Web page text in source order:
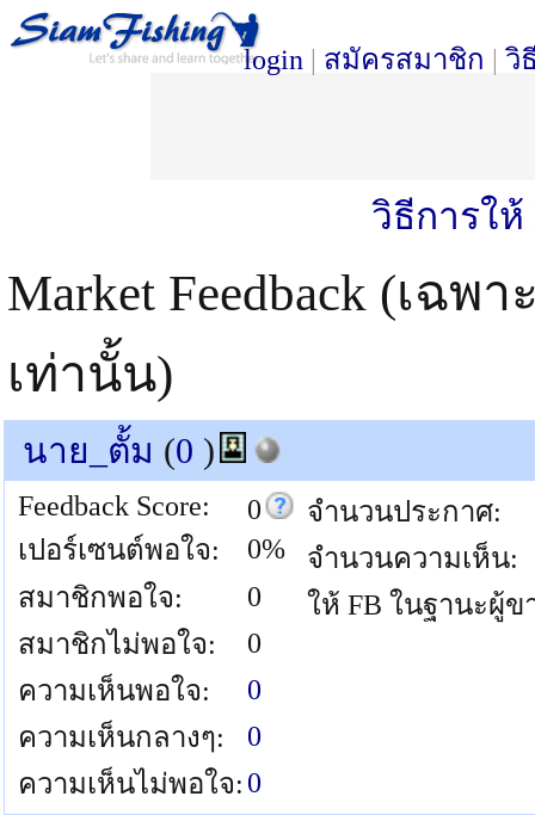
login | สมัครสมาชิก | วิ
วิธีการให้
Market Feedback (เฉ
เท่านั้น)
นาย_ตั้ม (0 )
Feedback Score:
0
เปอร์เซนต์พอใจ:
0%
สมาชิกพอใจ:
0
สมาชิกไม่พอใจ:
0
ความเห็นพอใจ:
0
ความเห็นกลางๆ:
0
ความเห็นไม่พอใจ: 0
จำนวนประกาศ:
จำนวนความเห็น:
ให้ FB ในฐานะผู้ข